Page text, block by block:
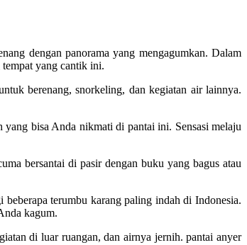
dengan panorama yang mengagumkan. Dalam
yang cantik ini.
berenang, snorkeling, dan kegiatan air lainnya.
yang bisa Anda nikmati di pantai ini. Sensasi melaju
bersantai di pasir dengan buku yang bagus atau
terumbu karang paling indah di Indonesia.
kagum.
di luar ruangan, dan airnya jernih. pantai anyer